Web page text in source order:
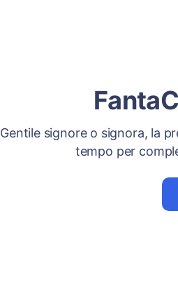
Gentile signore o signora, la
tempo per